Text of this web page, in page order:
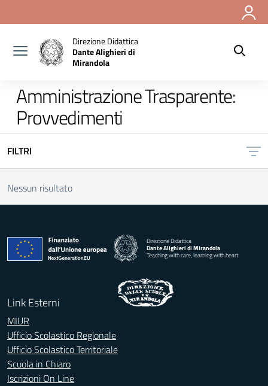
Direzione Didattica
Dante Alighieri di
Mirandola
Amministrazione Trasparente:
Provvedimenti
FILTRI
Nessun risultato
Direzione Didattica
Dante Alighieri di Mirandola
Teaching with care, learning with heart
Link Esterni
MIUR
Ufficio Scolastico Regionale
Ufficio Scolastico Territoriale
Scuola in Chiaro
Iscrizioni On Line